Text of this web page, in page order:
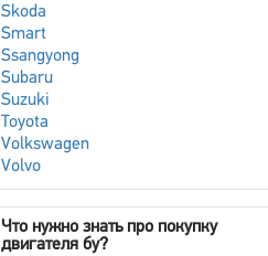
Skoda
Smart
Ssangyong
Subaru
Suzuki
Toyota
Volkswagen
Volvo
Что нужно знать про покупку
двигателя бу?